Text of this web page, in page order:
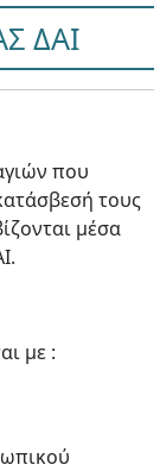
ΔΑΙ
που
τους
μέσα
με :